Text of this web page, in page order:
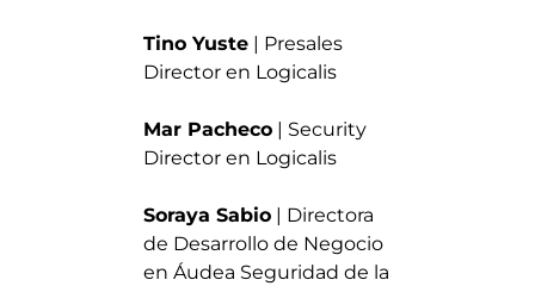
Tino Yuste | Presales
Director en Logicalis
Mar Pacheco | Security
Director en Logicalis
Soraya Sabio | Directora
de Desarrollo de Negocio
en Áudea Seguridad de la